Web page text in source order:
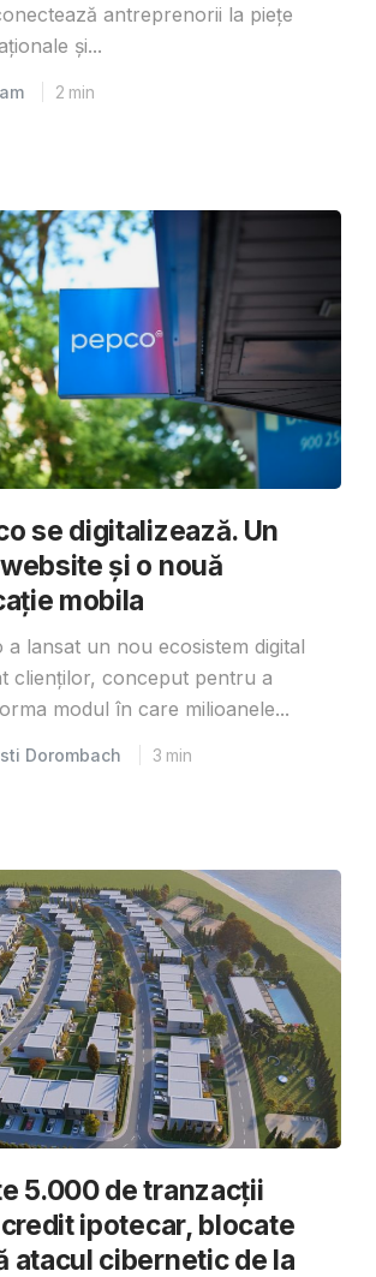
antreprenorii la piețe
și...
2 min
se digitalizează. Un
și o nouă
mobila
a lansat un nou ecosistem digital
clienților, conceput pentru a
modul în care milioanele...
Dorombach 3 min
5.000 de tranzacții
ipotecar, blocate
atacul cibernetic de la